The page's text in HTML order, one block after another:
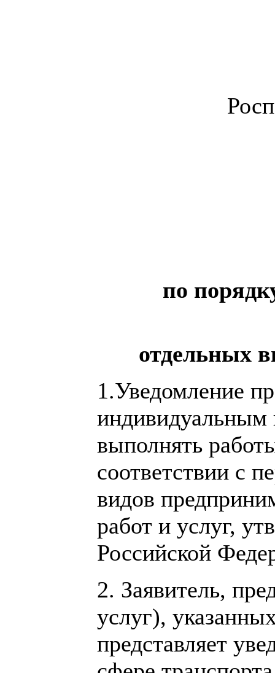
по
отдельных
1.Уведомление
индивидуальным
выполнять
соответствии с
видов
работ и услуг,
Российской
2. Заявитель,
услуг),
представляет